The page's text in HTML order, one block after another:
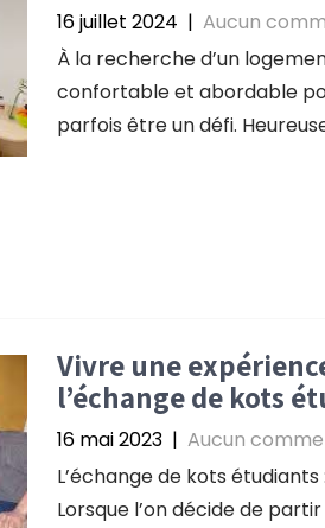
16 juillet 2024 | Aucun
À la recherche d’un
confortable et abordable
parfois être un défi.
Vivre une
l’échange de kots
16 mai 2023 | Aucun
L’échange de kots
Lorsque l’on décide de